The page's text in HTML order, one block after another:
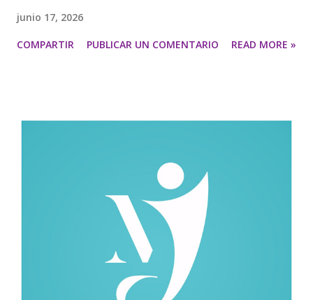
junio 17, 2026
COMPARTIR PUBLICAR UN COMENTARIO READ MORE »